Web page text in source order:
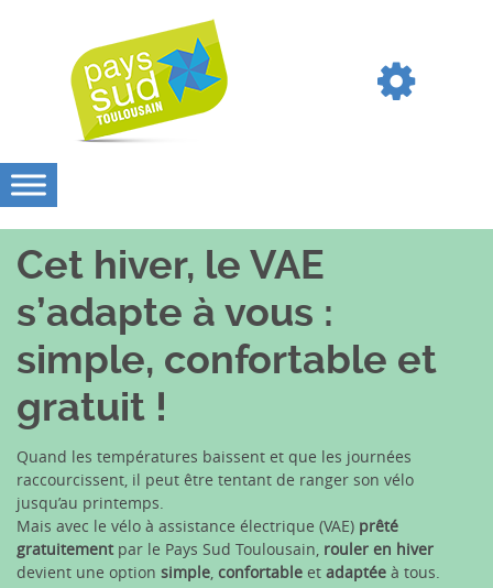
Cet hiver, le VAE
s’adapte à vous :
simple, confortable et
gratuit !
Quand les températures baissent et que les journées
raccourcissent, il peut être tentant de ranger son vélo
jusqu’au printemps.
Mais avec le vélo à assistance électrique (VAE) prêté
gratuitementpar le Pays Sud Toulousain, rouler en hiver
devient une option simple, confortable et adaptée à tous.